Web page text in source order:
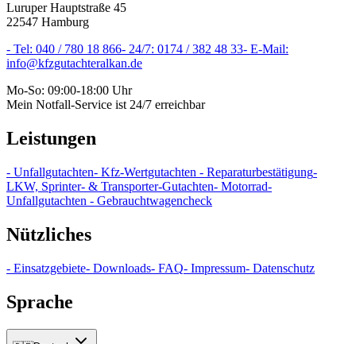
Luruper Hauptstraße 45
22547 Hamburg
- Tel: 040 / 780 18 866- 24/7: 0174 / 382 48 33- E-Mail:
info@kfzgutachteralkan.de
Mo-So: 09:00-18:00 Uhr
Mein Notfall-Service ist 24/7 erreichbar
Leistungen
- Unfallgutachten- Kfz-Wertgutachten - Reparaturbestätigung-
LKW, Sprinter- & Transporter-Gutachten- Motorrad-
Unfallgutachten - Gebrauchtwagencheck
Nützliches
- Einsatzgebiete- Downloads- FAQ- Impressum- Datenschutz
Sprache